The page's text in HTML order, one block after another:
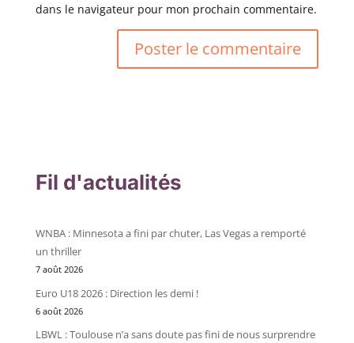
dans le navigateur pour mon prochain commentaire.
Fil d'actualités
WNBA : Minnesota a fini par chuter, Las Vegas a remporté
un thriller
7 août 2026
Euro U18 2026 : Direction les demi !
6 août 2026
LBWL : Toulouse n’a sans doute pas fini de nous surprendre